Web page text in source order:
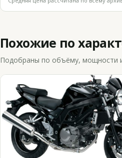
Похожие по
Подобраны по объёму, мощности и